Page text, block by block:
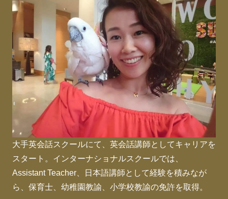
大手英会話スクールにて、英会話講師としてキャリアを
スタート。インターナショナルスクールでは、
Assistant Teacher、日本語講師として経験を積みなが
ら、保育士、幼稚園教諭、小学校教諭の免許を取得。